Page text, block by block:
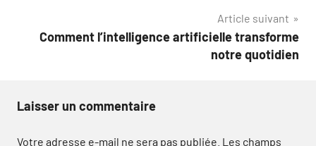
Article suivant
Comment l’intelligence artificielle transforme
notre quotidien
Laisser un commentaire
Votre adresse e-mail ne sera pas publiée. Les champs